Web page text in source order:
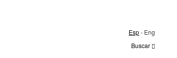
Esp- Eng
Buscar